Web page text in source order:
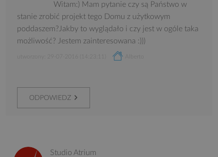
Witam:) Mam pytanie czy są Państwo w
stanie zrobić projekt tego Domu z użytkowym
poddaszem?Jakby to wyglądało i czy jest w ogóle taka
możliwość? Jestem zainteresowana :)))
utworzony: 29-07-2016 (14:23:11) Alberto
ODPOWIEDZ
Studio Atrium